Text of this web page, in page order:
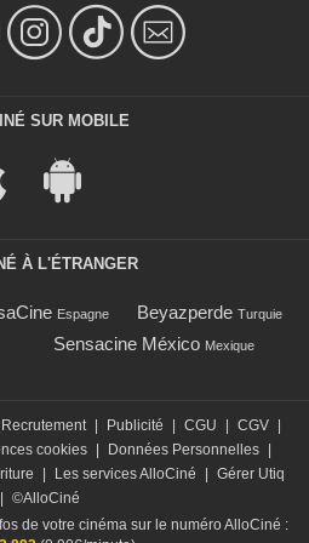
SUR MOBILE
À L'ÉTRANGER
Espagne Beyazperde Turquie
Sensacine México Mexique
Recrutement Publicité CGU CGV
cookies Données Personnelles
Les services AlloCiné
Gérer Utiq
©AlloCiné
de votre cinéma sur le numéro AlloCiné :